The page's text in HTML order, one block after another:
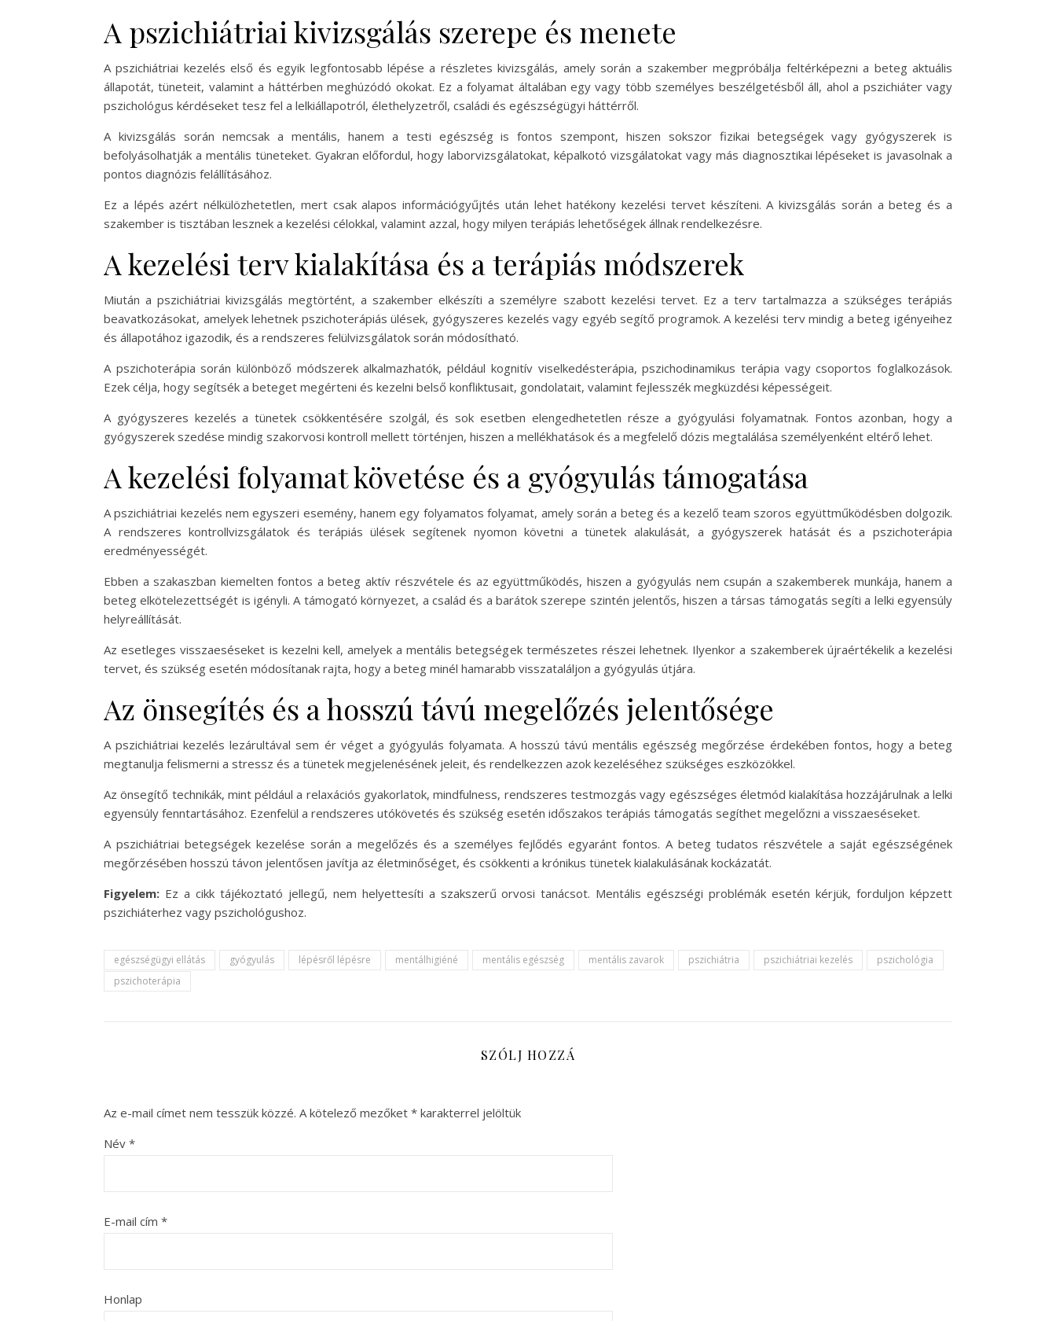
A pszichiátriai kivizsgálás szerepe és menete
A pszichiátriai kezelés első és egyik legfontosabb lépése a részletes kivizsgálás, amely során a szakember megpróbálja feltérképezni a beteg aktuális
állapotát, tüneteit, valamint a háttérben meghúzódó okokat. Ez a folyamat általában egy vagy több személyes beszélgetésből áll, ahol a pszichiáter vagy
pszichológus kérdéseket tesz fel a lelkiállapotról, élethelyzetről, családi és egészségügyi háttérről.
A kivizsgálás során nemcsak a mentális, hanem a testi egészség is fontos szempont, hiszen sokszor fizikai betegségek vagy gyógyszerek is
befolyásolhatják a mentális tüneteket. Gyakran előfordul, hogy laborvizsgálatokat, képalkotó vizsgálatokat vagy más diagnosztikai lépéseket is javasolnak a
pontos diagnózis felállításához.
Ez a lépés azért nélkülözhetetlen, mert csak alapos információgyűjtés után lehet hatékony kezelési tervet készíteni. A kivizsgálás során a beteg és a
szakember is tisztában lesznek a kezelési célokkal, valamint azzal, hogy milyen terápiás lehetőségek állnak rendelkezésre.
A kezelési terv kialakítása és a terápiás módszerek
Miután a pszichiátriai kivizsgálás megtörtént, a szakember elkészíti a személyre szabott kezelési tervet. Ez a terv tartalmazza a szükséges terápiás
beavatkozásokat, amelyek lehetnek pszichoterápiás ülések, gyógyszeres kezelés vagy egyéb segítő programok. A kezelési terv mindig a beteg igényeihez
és állapotához igazodik, és a rendszeres felülvizsgálatok során módosítható.
A pszichoterápia során különböző módszerek alkalmazhatók, például kognitív viselkedésterápia, pszichodinamikus terápia vagy csoportos foglalkozások.
Ezek célja, hogy segítsék a beteget megérteni és kezelni belső konfliktusait, gondolatait, valamint fejlesszék megküzdési képességeit.
A gyógyszeres kezelés a tünetek csökkentésére szolgál, és sok esetben elengedhetetlen része a gyógyulási folyamatnak. Fontos azonban, hogy a
gyógyszerek szedése mindig szakorvosi kontroll mellett történjen, hiszen a mellékhatások és a megfelelő dózis megtalálása személyenként eltérő lehet.
A kezelési folyamat követése és a gyógyulás támogatása
A pszichiátriai kezelés nem egyszeri esemény, hanem egy folyamatos folyamat, amely során a beteg és a kezelő team szoros együttműködésben dolgozik.
A rendszeres kontrollvizsgálatok és terápiás ülések segítenek nyomon követni a tünetek alakulását, a gyógyszerek hatását és a pszichoterápia
eredményességét.
Ebben a szakaszban kiemelten fontos a beteg aktív részvétele és az együttműködés, hiszen a gyógyulás nem csupán a szakemberek munkája, hanem a
beteg elkötelezettségét is igényli. A támogató környezet, a család és a barátok szerepe szintén jelentős, hiszen a társas támogatás segíti a lelki egyensúly
helyreállítását.
Az esetleges visszaeséseket is kezelni kell, amelyek a mentális betegségek természetes részei lehetnek. Ilyenkor a szakemberek újraértékelik a kezelési
tervet, és szükség esetén módosítanak rajta, hogy a beteg minél hamarabb visszataláljon a gyógyulás útjára.
Az önsegítés és a hosszú távú megelőzés jelentősége
A pszichiátriai kezelés lezárultával sem ér véget a gyógyulás folyamata. A hosszú távú mentális egészség megőrzése érdekében fontos, hogy a beteg
megtanulja felismerni a stressz és a tünetek megjelenésének jeleit, és rendelkezzen azok kezeléséhez szükséges eszközökkel.
Az önsegítő technikák, mint például a relaxációs gyakorlatok, mindfulness, rendszeres testmozgás vagy egészséges életmód kialakítása hozzájárulnak a lelki
egyensúly fenntartásához. Ezenfelül a rendszeres utókövetés és szükség esetén időszakos terápiás támogatás segíthet megelőzni a visszaeséseket.
A pszichiátriai betegségek kezelése során a megelőzés és a személyes fejlődés egyaránt fontos. A beteg tudatos részvétele a saját egészségének
megőrzésében hosszú távon jelentősen javítja az életminőséget, és csökkenti a krónikus tünetek kialakulásának kockázatát.
Figyelem: Ez a cikk tájékoztató jellegű, nem helyettesíti a szakszerű orvosi tanácsot. Mentális egészségi problémák esetén kérjük, forduljon képzett
pszichiáterhez vagy pszichológushoz.
egészségügyi ellátás gyógyulás lépésről lépésre mentálhigiéné mentális egészség mentális zavarok pszichiátria pszichiátriai kezelés
pszichológia
pszichoterápia
SZÓLJ HOZZÁ
Az e-mail címet nem tesszük közzé. A kötelező mezőket * karakterrel jelöltük
Név *
E-mail cím *
Honlap